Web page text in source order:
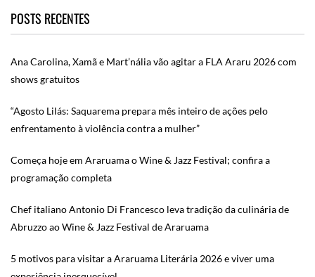
POSTS RECENTES
Ana Carolina, Xamã e Mart’nália vão agitar a FLA Araru 2026 com
shows gratuitos
“Agosto Lilás: Saquarema prepara mês inteiro de ações pelo
enfrentamento à violência contra a mulher”
Começa hoje em Araruama o Wine & Jazz Festival; confira a
programação completa
Chef italiano Antonio Di Francesco leva tradição da culinária de
Abruzzo ao Wine & Jazz Festival de Araruama
5 motivos para visitar a Araruama Literária 2026 e viver uma